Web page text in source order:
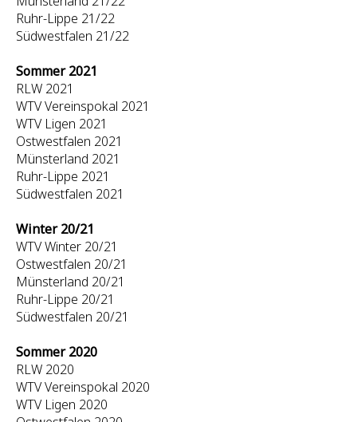
Ruhr-Lippe 21/22
Südwestfalen 21/22
Sommer 2021
RLW 2021
WTV Vereinspokal 2021
WTV Ligen 2021
Ostwestfalen 2021
Münsterland 2021
Ruhr-Lippe 2021
Südwestfalen 2021
Winter 20/21
WTV Winter 20/21
Ostwestfalen 20/21
Münsterland 20/21
Ruhr-Lippe 20/21
Südwestfalen 20/21
Sommer 2020
RLW 2020
WTV Vereinspokal 2020
WTV Ligen 2020